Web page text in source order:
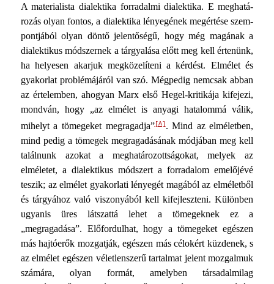
A materialista dialektika forradalmi dialektika. E meghatá­
rozás olyan fontos, a dialektika lényegének megértése szem­
pontjából olyan döntő jelentőségű, hogy még magának a
dia­lektikus módszernek a tárgyalása előtt meg kell értenünk,
ha helyesen akarjuk megközelíteni a kérdést. Elmélet és
gyakor­lat problémájáról van szó. Mégpedig nemcsak abban
az érte­lemben, ahogyan Marx első Hegel-kritikája kifejezi,
mondván, hogy „az elmélet is anyagi hatalommá válik,
mihelyt a töme­geket megragadja”[A] . Mind az elméletben,
mind pedig a töme­gek megragadásának módjában meg kell
találnunk azokat a meghatározottságokat, melyek az
elméletet, a dialektikus mód­szert a forradalom emelőjévé
teszik; az elmélet gyakorlati lé­nyegét magából az elméletből
és tárgyához való viszonyából kell kifejleszteni. Különben
ugyanis üres látszattá lehet a tömegeknek ez a
„megragadása”. Előfordulhat, hogy a tömegeket egészen
más hajtóerők mozgatják, egészen más célokért küzdenek, s
az elmélet egészen véletlenszerű tartalmat jelent mozgalmuk
számára, olyan formát, amelyben társadalmilag